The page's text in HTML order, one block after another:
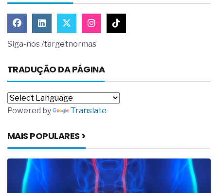
Siga-nos /targetnormas
TRADUÇÃO DA PÁGINA
Powered by Translate
MAIS POPULARES >